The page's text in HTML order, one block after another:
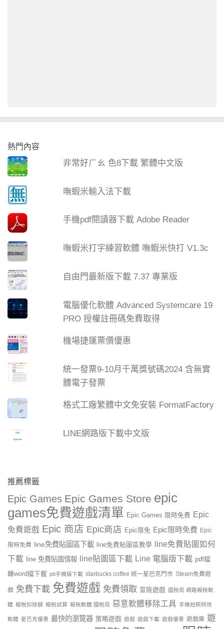
熱門內容
非常好ㄏㄠ 色8下載 繁體中文版
嘸蝦米輸入法下載
手機pdf閱讀器下載 Adobe Reader
嘸蝦米打字練習軟體 嘸蝦米快打 V1.3c
自由門最新版下載 7.37 專業版
電腦優化軟體 Advanced Systemcare 19
PRO 授權註冊碼免費取得
機場捷運票價優惠
統一發票9-10月千萬獎號碼2024 含無實
體電子發票
格式工廠繁體中文免安裝 FormatFactory
LINE網路版下載中文版
推薦標籤
Epic Games Epic Games Store epic
games免費遊戲清單 Epic Games 限時免費 Epic
免費遊戲 Epic 商店 Epic商店 Epic限免 Epic限時免費 Epic
限時免費 line免費貼圖區下載 line免費貼圖區教學
line免費貼圖如何
下載
line 免費貼圖情報 line貼圖區下載 Line 電腦版下載 pdf檔
轉word檔下載 ptt手機版下載 starbucks coffee 統一星巴克門市 Steam免費遊
戲 免費下載 免費遊戲 免費領取 冒險遊戲 國稅局 網路報稅軟
體 報稅扣除額 報稅試算 報稅軟體 國稅局 惡意軟體移除工具 手機拍照特效
軟體 星巴克優惠 最快的瀏覽器 策略遊戲 遊戲 遊戲下載 遊戲優惠 遊戲庫 遊